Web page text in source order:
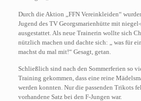
Durch die Aktion „FFN Vereinkleiden“
Jugend des TV Georgsmarienhütte mit
ausgestattet. Als neue Trainerin wollte sich
nützlich machen und dachte sich: „ was für
machst du mal mit!“ Gesagt, getan.
Schließlich sind nach den Sommerferien so
Training gekommen, dass eine reine
werden konnten. Nur die passenden Trikots
vorhandene Satz bei den F-Jungen war.